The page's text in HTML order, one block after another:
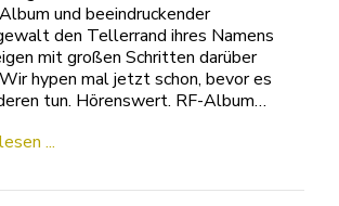
und beeindruckender
den Tellerrand ihres Namens
mit großen Schritten darüber
hypen mal jetzt schon, bevor es
tun. Hörenswert. RF-Album…
...